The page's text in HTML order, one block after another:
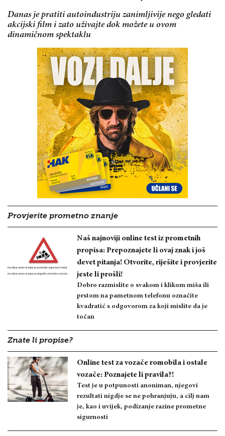
Danas je pratiti autoindustriju zanimljivije nego gledati
akcijski film i zato uživajte dok možete u ovom
dinamičnom spektaklu
Provjerite prometno znanje
Naš najnoviji online test iz prometnih
propisa: Prepoznajete li ovaj znak i još
devet pitanja! Otvorite, riješite i provjerite
jeste li prošli!
Dobro razmislite o svakom i klikom miša ili
prstom na pametnom telefonu označite
kvadratić s odgovorom za koji mislite da je
točan
Znate li propise?
Online test za vozače romobila i ostale
vozače: Poznajete li pravila?!
Test je u potpunosti anoniman, njegovi
rezultati nigdje se ne pohranjuju, a cilj nam
je, kao i uvijek, podizanje razine prometne
sigurnosti